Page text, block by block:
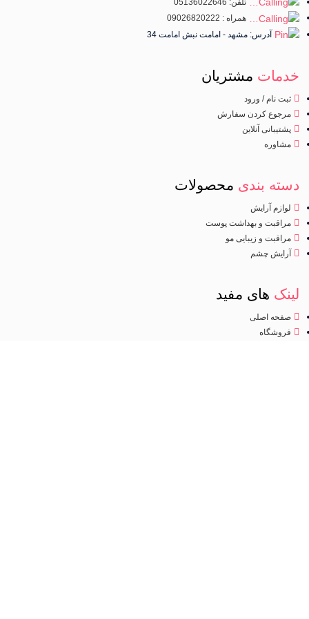
تلفن: 05136022646
همراه : 09026820222
آدرس: مشهد - امامت نبش امامت 34
خدمات مشتریان
ثبت نام / ورود
مرجوع کردن سفارش
پشتیبانی آنلاین
مشاوره
دسته بندی محصولات
لوازم آرایش
مراقبت و بهداشت پوست
مراقبت و زیبایی مو
آرایش چشم
لینک های مفید
صفحه اصلی
فروشگاه